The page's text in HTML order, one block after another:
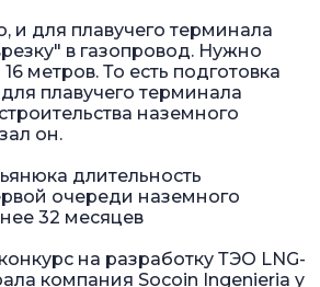
и для плавучего терминала
в газопровод. Нужно
метров. То есть подготовка
плавучего терминала
наземного
он.
длительность
очереди наземного
32 месяцев
на разработку ТЭО LNG-
компания Socoin Ingenieria y